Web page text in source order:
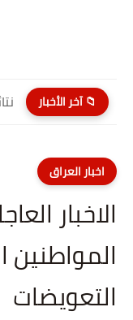
📁 آخر الأخبار
اخبار العراق
الاخبار
التعويضات